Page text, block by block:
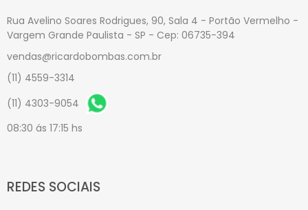
Rua Avelino Soares Rodrigues, 90, Sala 4 - Portão Vermelho -
Vargem Grande Paulista - SP - Cep: 06735-394
vendas@ricardobombas.com.br
(11) 4559-3314
(11) 4303-9054
08:30 ás 17:15 hs
REDES SOCIAIS